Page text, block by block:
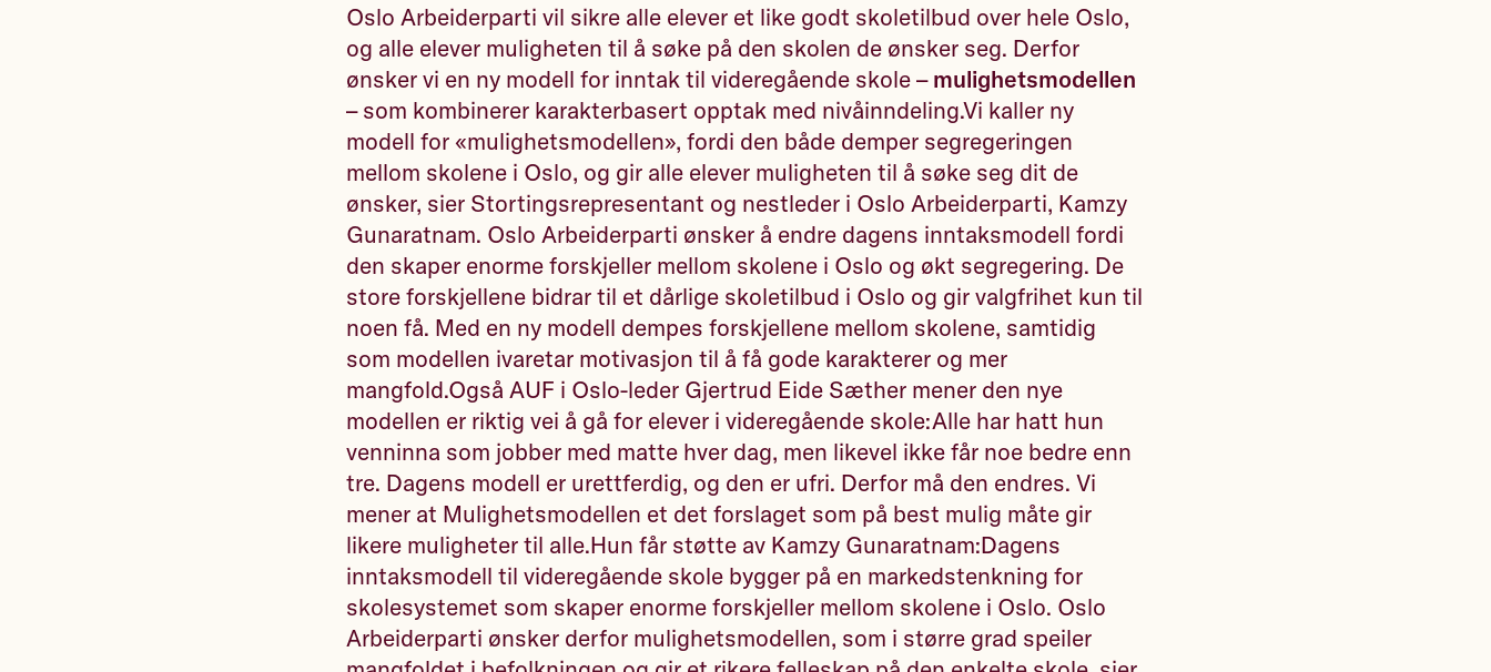
Oslo Arbeiderparti vil sikre alle elever et like godt skoletilbud over hele Oslo,
og alle elever muligheten til å søke på den skolen de ønsker seg. Derfor
ønsker vi en ny modell for inntak til videregående skole –mulighetsmodellen
– som kombinerer karakterbasert opptak med nivåinndeling.Vi kaller ny
modell for «mulighetsmodellen», fordi den både demper segregeringen
mellom skolene i Oslo, og gir alle elever muligheten til å søke seg dit de
ønsker, sier Stortingsrepresentant og nestleder i Oslo Arbeiderparti, Kamzy
Gunaratnam. Oslo Arbeiderparti ønsker å endre dagens inntaksmodell fordi
den skaper enorme forskjeller mellom skolene i Oslo og økt segregering. De
store forskjellene bidrar til et dårlige skoletilbud i Oslo og gir valgfrihet kun til
noen få. Med en ny modell dempes forskjellene mellom skolene, samtidig
som modellen ivaretar motivasjon til å få gode karakterer og mer
mangfold.Også AUF i Oslo-leder Gjertrud Eide Sæther mener den nye
modellen er riktig vei å gå for elever i videregående skole:Alle har hatt hun
venninna som jobber med matte hver dag, men likevel ikke får noe bedre enn
tre. Dagens modell er urettferdig, og den er ufri. Derfor må den endres. Vi
mener at Mulighetsmodellen et det forslaget som på best mulig måte gir
likere muligheter til alle.Hun får støtte av Kamzy Gunaratnam:Dagens
inntaksmodell til videregående skole bygger på en markedstenkning for
skolesystemet som skaper enorme forskjeller mellom skolene i Oslo. Oslo
Arbeiderparti ønsker derfor mulighetsmodellen, som i større grad speiler